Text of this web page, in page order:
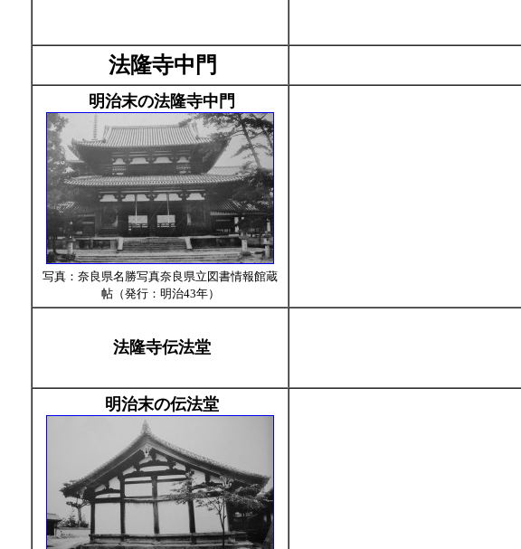
法隆寺中門
明治末の法隆寺中門
写真：奈良県名勝写真奈良県立図書情報館蔵
帖（発行：明治43年）
法隆寺伝法堂
明治末の伝法堂